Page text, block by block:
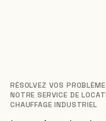
RÉSOLVEZ VOS
NOTRE SERVICE DE
CHAUFFAGE INDUSTRIEL